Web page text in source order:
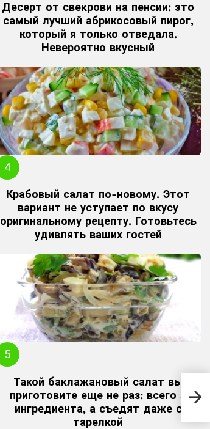
на
Десерт от свекрови на пенсии: это
самый лучший абрикосовый пирог,
который я только отведала.
Невероятно вкусный
Крабовый салат по-новому. Этот
вариант не уступает по вкусу
оригинальному рецепту. Готовьтесь
удивлять ваших гостей
Такой баклажановый салат вы
приготовите еще не раз: всего 3
ингредиента, а съедят даже с
тарелкой